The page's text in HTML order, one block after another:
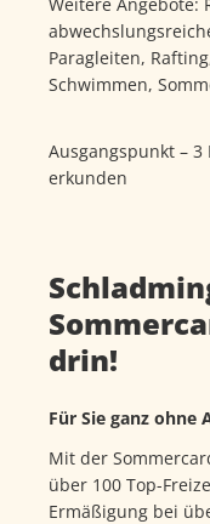
Paragleiten,
Schwimmen,
Für
Ausgangspunkt –
erkunden
drin!
Für Sie ganz ohne
Mit der
über 100 Top-
Ermäßigung bei